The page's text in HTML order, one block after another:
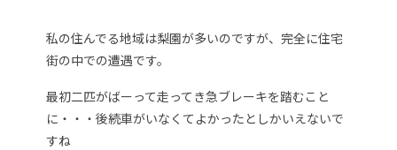
私の住んでる地域は梨園が多いのですが、完全に住宅
街の中での遭遇です。
最初二匹がばーって走ってき急ブレーキを踏むこと
に・・・後続車がいなくてよかったとしかいえないで
すね